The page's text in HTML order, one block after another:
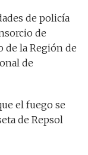
de policía
de
de la Región de
de
el fuego se
de Repsol